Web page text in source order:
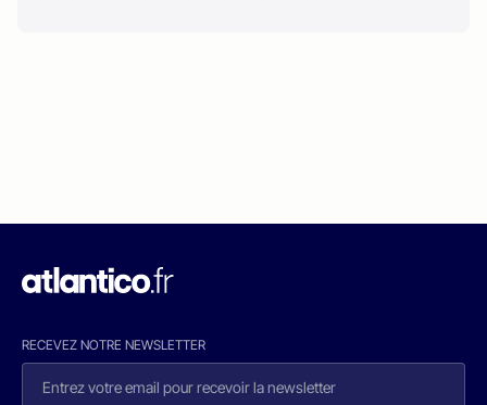
RECEVEZ NOTRE NEWSLETTER